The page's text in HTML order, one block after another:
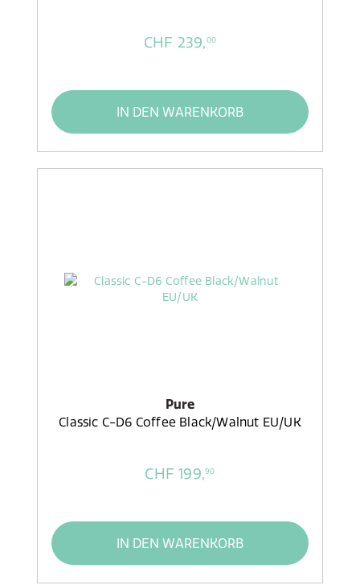
CHF 239,00
IN DEN WARENKORB
Pure
Classic C-D6 Coffee Black/Walnut EU/UK
CHF 199,90
IN DEN WARENKORB